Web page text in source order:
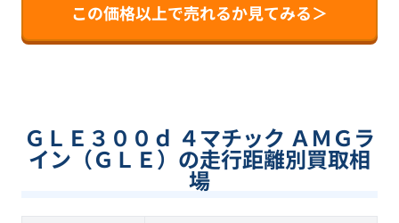
この価格以上で売れるか見てみる＞
ＧＬＥ３００ｄ ４マチック ＡＭＧラ
イン（ＧＬＥ）の走行距離別買取相
場